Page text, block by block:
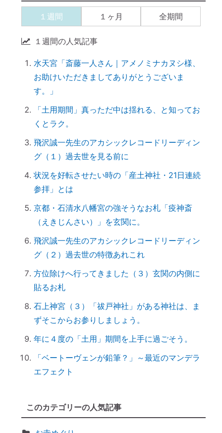
【ご感想｜カウンセリング】現実が動き出
しました
【カウンセリング】引き寄せたいなら、先
産土神社に参拝するメリット →「開運スイ
ッチ」が入る
引き寄せられない本当の理由｜潜在意識の
書き換え・癒しが必要だった
【ご感想｜カウンセリング】心配性の家族
も癒してもらいました
初詣に間に合わせるには、今がリサーチの
「氏神神社」と「産土神社」の違いは何で
すか？
「産土神社」の読み方は？ 意味や語源
は？
【ご感想｜カウンセリング】深く納得でき
ました
日本国民を癒しまくっている高市総理 ♡
「日本の神社」と「エジプトの神殿」の共
スマホのない暮らし
引き寄せ難民のあなたへ｜その前にやるべ
きこととは？
前世を教えてもらったら｜書き換えなきゃ
損！
しちゃうのは、無意識からのメッセージ
【心と魂が整う】産土神社に参拝するメリ
１週間 １ヶ月 全期間
１週間の人気記事
水天宮「斎藤一人さん｜アメノミナカヌシ様、
お助けいただきましてありがとうございま
す。」
「土用期間」真っただ中は揺れる、と知ってお
くとラク。
飛沢誠一先生のアカシックレコードリーディン
グ（１）過去世を見る前に
状況を好転させたい時の「産土神社・21日連続
参拝」とは
京都・石清水八幡宮の強そうなお札「疫神斎
（えきじんさい）」を玄関に。
飛沢誠一先生のアカシックレコードリーディン
グ（２）過去世の特徴あれこれ
方位除けへ行ってきました（３）玄関の内側に
貼るお札
石上神宮（３）「祓戸神社」がある神社は、ま
ずそこからお参りしましょう。
年に４度の「土用」期間を上手に過ごそう。
「ベートーヴェンが鉛筆？」～最近のマンデラ
エフェクト
このカテゴリーの人気記事